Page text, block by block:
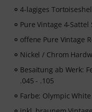
4-lagiges
Pure Vintage 4-Sattel
offene Pure Vintage
Nickel / Chrom
Besaitung ab Werk:
.045 - .105
Farbe: Olympic White